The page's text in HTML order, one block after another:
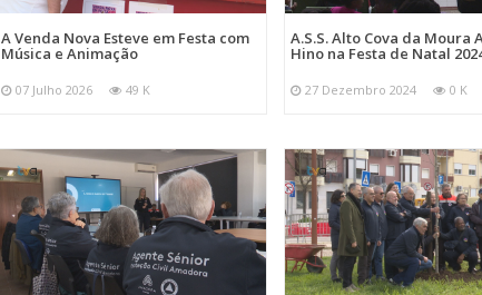
A Venda Nova Esteve em Festa com
Música e Animação
07 Julho 2026 49 K
A.S.S. Alto Cova da Moura
Hino na Festa de Natal
27 Dezembro 2024 0 K